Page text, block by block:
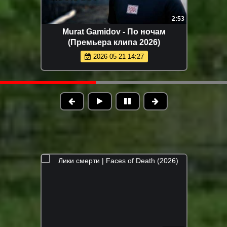
2:26
Tural Everest - Отравляешь ядом
(Премьера клипа 2026)
2026-05-28 13:22